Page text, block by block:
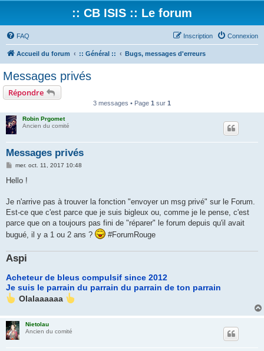
:: CB ISIS :: Le forum
FAQ Connexion
Inscription
Accueil du forum :: Général :: Bugs, messages d'erreurs
Messages privés
Répondre
3 messages • Page 1 sur 1
Robin Prgomet
Ancien du comité
Messages privés
M
s
g
mer. oct. 11, 2017 10:48
Hello !
Je n'arrive pas à trouver la fonction "envoyer un msg privé" sur le Forum.
Est-ce que c'est parce que je suis bigleux ou, comme je le pense, c'est
parce que on a toujours pas fini de "réparer" le forum depuis qu'il avait
bugué, il y a 1 ou 2 ans ?
#ForumRouge
Aspi
Acheteur de bleus compulsif since 2012
Je suis le parrain du parrain du parrain de ton parrain
Olalaaaaaa
Nietolau
Ancien du comité